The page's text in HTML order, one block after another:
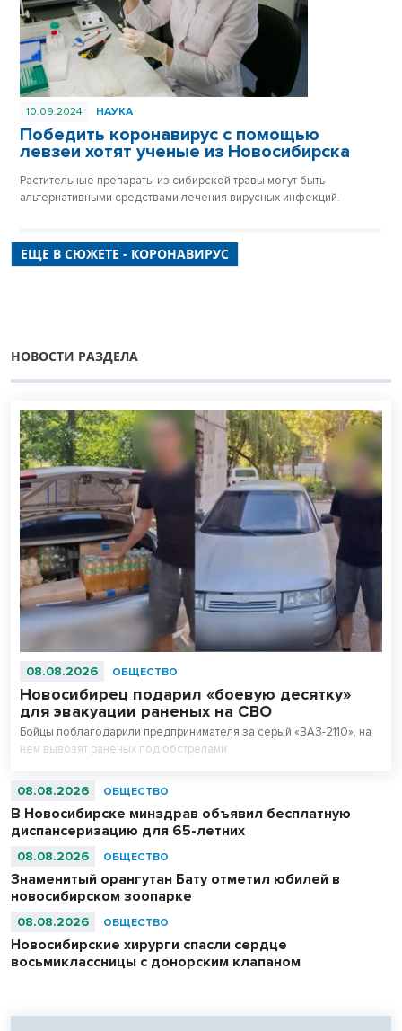
10.09.2024 НАУКА
Победить коронавирус с помощью
левзеи хотят ученые из Новосибирска
Растительные препараты из сибирской травы могут быть
альтернативными средствами лечения вирусных инфекций.
ЕЩЕ В СЮЖЕТЕ - КОРОНАВИРУС
НОВОСТИ РАЗДЕЛА
08.08.2026 ОБЩЕСТВО
Новосибирец подарил «боевую десятку»
для эвакуации раненых на СВО
Бойцы поблагодарили предпринимателя за серый «ВАЗ-2110», на
нем вывозят раненых под обстрелами.
08.08.2026 ОБЩЕСТВО
В Новосибирске минздрав объявил бесплатную
диспансеризацию для 65-летних
08.08.2026 ОБЩЕСТВО
Знаменитый орангутан Бату отметил юбилей в
новосибирском зоопарке
08.08.2026 ОБЩЕСТВО
Новосибирские хирурги спасли сердце
восьмиклассницы с донорским клапаном